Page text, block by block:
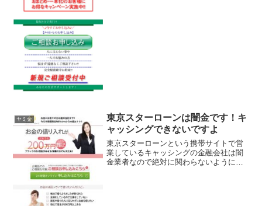
ヤミ金
東京スターローンは闇金です！キ
ャッシングできないですよ
東京スターローンという携帯サイトで営
業しているキャッシングの金融会社は闇
金業者なので絶対に関わらないようにし